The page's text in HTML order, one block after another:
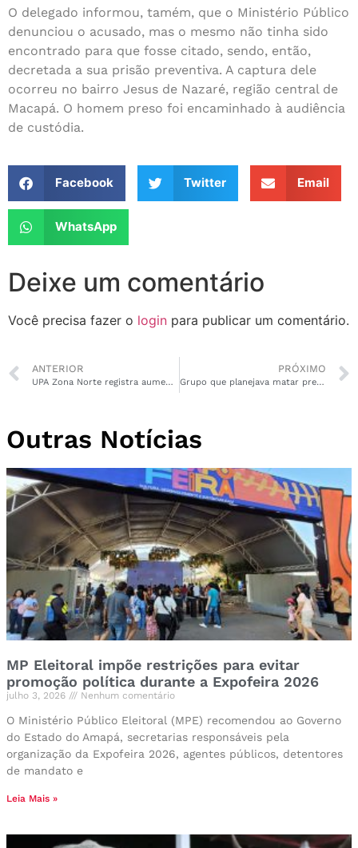
O delegado informou, tamém, que o Ministério Público
denunciou o acusado, mas o mesmo não tinha sido
encontrado para que fosse citado, sendo, então,
decretada a sua prisão preventiva. A captura dele
ocorreu no bairro Jesus de Nazaré, região central de
Macapá. O homem preso foi encaminhado à audiência
de custódia.
Facebook Twitter Email
WhatsApp
Deixe um comentário
Você precisa fazer o login para publicar um comentário.
ANTERIOR
UPA Zona Norte registra aumento de 40% nos atendimentos por síndromes respiratórias
PRÓXIMO
Grupo que planejava matar prefeito no Pará é alvo de ação policial em Santana
Outras Notícias
MP Eleitoral impõe restrições para evitar
promoção política durante a Expofeira 2026
julho 3, 2026 Nenhum comentário
O Ministério Público Eleitoral (MPE) recomendou ao Governo
do Estado do Amapá, secretarias responsáveis pela
organização da Expofeira 2026, agentes públicos, detentores
de mandato e
Leia Mais »